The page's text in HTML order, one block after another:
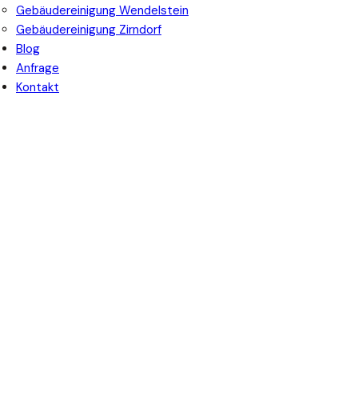
Gebäudereinigung Wendelstein
Gebäudereinigung Zirndorf
Blog
Anfrage
Kontakt